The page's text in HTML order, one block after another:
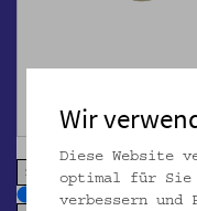
zoom in zoom out
Wir
Diese Website
optimal für Sie
verbessern und